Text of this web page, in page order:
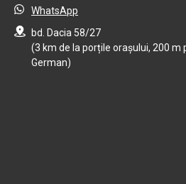
WhatsApp
bd. Dacia 58/27
(3 km de la porțile orașului, 200 m
German)